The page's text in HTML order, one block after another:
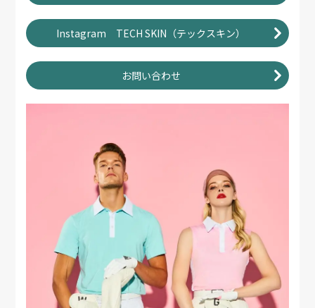
Instagram TECH SKIN（テックスキン）
お問い合わせ